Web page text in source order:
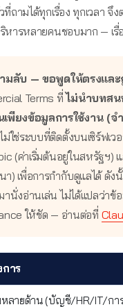
ถามได้ทุกเรื่อง ทุกเวลา
ารหลายคนชอบมาก — เรื่
ามลับ — ขอพูดให้ตรงแล
Terms ที่ไม่นำบทสน
เพียงข้อมูลการใช้งาน
ใช่ระบบที่ติดตั้งบนเซิร์ฟเว
(ค่าเริ่มต้นอยู่ในสหรัฐฯ)
) เพื่อการกำกับดูแลได้ ดัง
านั่งอ่านเล่น ไม่ได้แปลว่า
ให้ชัด — อ่านต่อที่
การ
ลายด้าน (บัญชี/HR/IT/กา